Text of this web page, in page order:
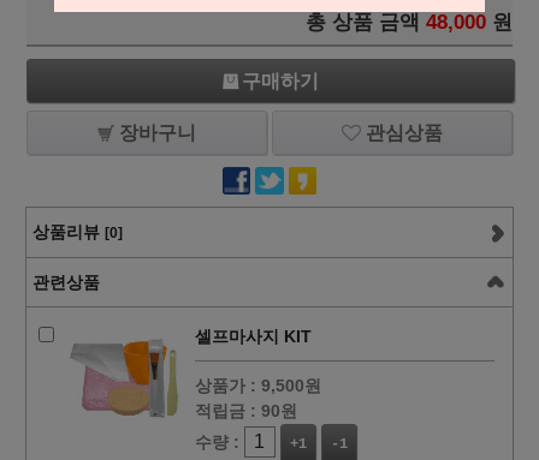
총 상품 금액 48,000 원
구매하기
장바구니 관심상품
상품리뷰 [0]
관련상품
셀프마사지 KIT
상품가 : 9,500원
적립금 : 90원
수량 :
+1 -1